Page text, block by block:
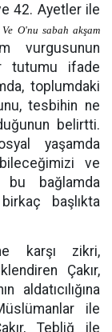
42. Ayetler ile
O'nu sabah akşam
vurgusunun
tutumu ifade
toplumdaki
tesbihin ne
belirtti.
yaşamda
ve
bu bağlamda
birkaç başlıkta
karşı zikri,
Çakır,
aldatıcılığına
ile
Tebliğ ile